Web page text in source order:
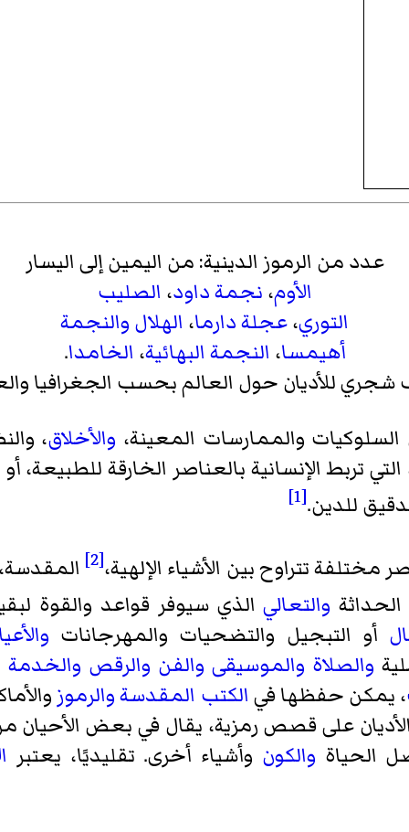
عدد من الرموز الدينية: من اليمين إلى اليسار
الأوم، نجمة داود، الصليب
التوري،عجلة دارما، الهلال والنجمة
أهيمسا، النجمة البهائية، الخامدا.
للأديان حول العالم بحسب الجغرافيا
والممارسات المعينة، والأخلاق،
التي تربط الإنسانية بالعناصر الخارقة للطبيعة، أو
للدين.[1]
تتراوح بين الأشياء الإلهية،[2]
والتعاليالذي سيوفر قواعد والقوة
أو التبجيل والتضحيات والمهرجانات
والصلاة والموسيقى والفن والرقص والخدمة
، يمكن حفظها في الكتب المقدسةوالرموز
على قصص رمزية، يقال في بعض الأحيان
الحياة والكون وأشياء أخرى. تقليديًا، يعتبر